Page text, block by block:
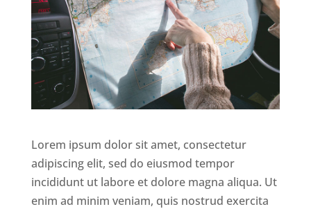
Lorem ipsum dolor sit amet, consectetur
adipiscing elit, sed do eiusmod tempor
incididunt ut labore et dolore magna aliqua. Ut
enim ad minim veniam, quis nostrud exercita